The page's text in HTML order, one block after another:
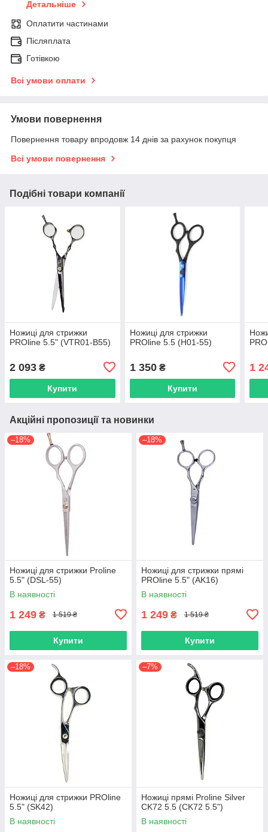
Детальніше
Оплатити частинами
Післяплата
Готівкою
Всі умови оплати
Умови повернення
Повернення товару впродовж 14 днів за рахунок покупця
Всі умови повернення
Подібні товари компанії
Ножиці для стрижки
PROline 5.5" (VTR01-B55)
2 093 ₴
Купити
Ножиці для стрижки
PROline 5.5 (H01-55)
1 350₴
Купити
1
Акційні пропозиції та новинки
–18%
Ножиці для стрижки Proline
5.5" (DSL-55)
В наявності
1 249 ₴ 1 519 ₴
Купити
–18%
Ножиці для стрижки прямі
PROline 5.5" (AK16)
В наявності
1 249 ₴ 1 519 ₴
Купити
–18%
Ножиці для стрижки PROline
5.5" (SK42)
В наявності
–7%
Ножиці прямі Proline Silver
CK72 5.5 (CK72 5.5")
В наявності